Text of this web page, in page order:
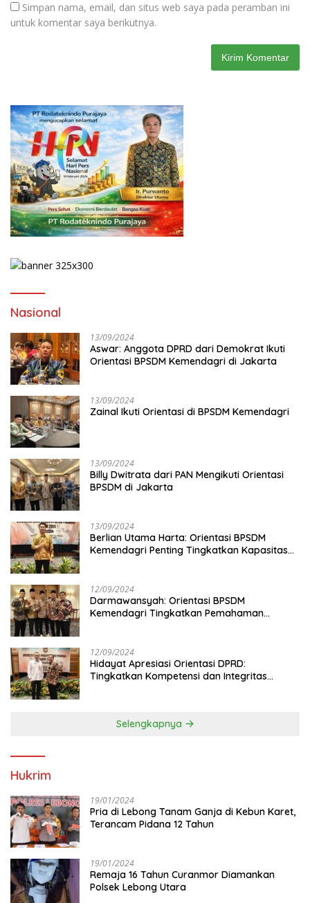
Simpan nama, email, dan situs web saya pada peramban ini
untuk komentar saya berikutnya.
Nasional
13/09/2024
Aswar: Anggota DPRD dari Demokrat Ikuti
Orientasi BPSDM Kemendagri di Jakarta
13/09/2024
Zainal Ikuti Orientasi di BPSDM Kemendagri
13/09/2024
Billy Dwitrata dari PAN Mengikuti Orientasi
BPSDM di Jakarta
13/09/2024
Berlian Utama Harta: Orientasi BPSDM
Kemendagri Penting Tingkatkan Kapasitas
12/09/2024
Darmawansyah: Orientasi BPSDM
Kemendagri Tingkatkan Pemahaman
12/09/2024
Hidayat Apresiasi Orientasi DPRD:
Tingkatkan Kompetensi dan Integritas
Selengkapnya
Hukrim
19/01/2024
Pria di Lebong Tanam Ganja di Kebun Karet,
Terancam Pidana 12 Tahun
19/01/2024
Remaja 16 Tahun Curanmor Diamankan
Polsek Lebong Utara